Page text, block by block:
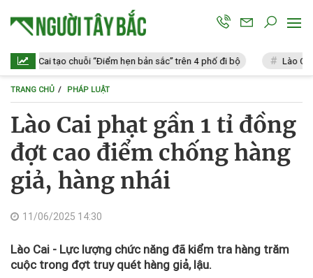
Lào Cai tạo chuỗi “Điểm hẹn bản sắc” trên 4 phố đi bộ Lào Cai: Vi
TRANG CHỦ PHÁP LUẬT
Lào Cai phạt gần 1 tỉ đồng
đợt cao điểm chống hàng
giả, hàng nhái
11/06/2025 14:30
Lào Cai - Lực lượng chức năng đã kiểm tra hàng trăm
cuộc trong đợt truy quét hàng giả, lậu.